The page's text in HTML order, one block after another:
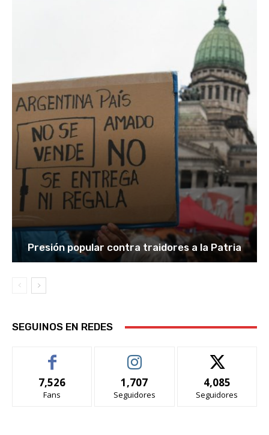
Presión popular contra traidores a la Patria
SEGUINOS EN REDES
7,526
Fans
1,707
Seguidores
4,085
Seguidores